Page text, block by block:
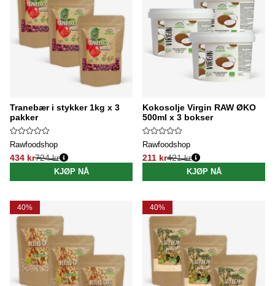
Tranebær i stykker 1kg x 3
pakker
Rawfoodshop
434 kr
Vanlig pris:
724 kr
KJØP NÅ
Kokosolje Virgin RAW ØKO
500ml x 3 bokser
Rawfoodshop
211 kr
Vanlig pris:
421 kr
KJØP NÅ
40% 40%